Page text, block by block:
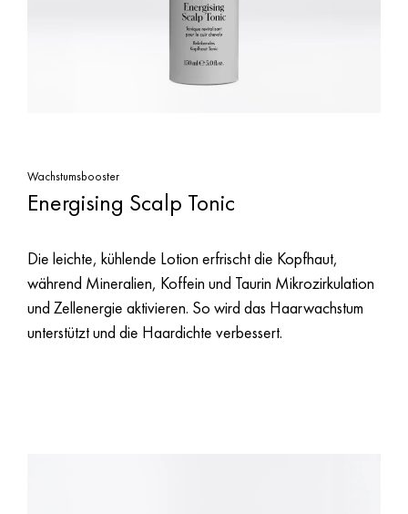
Wachstumsbooster
Energising Scalp Tonic
Die leichte, kühlende Lotion erfrischt die Kopfhaut,
während Mineralien, Koffein und Taurin Mikrozirkulation
und Zellenergie aktivieren. So wird das Haarwachstum
unterstützt und die Haardichte verbessert.